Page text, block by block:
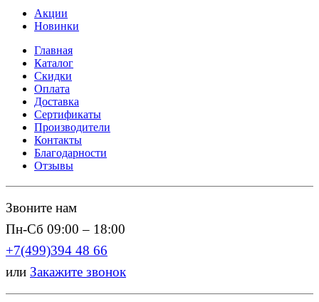
Акции
Новинки
Главная
Каталог
Скидки
Оплата
Доставка
Сертификаты
Производители
Контакты
Благодарности
Отзывы
Звоните нам
Пн-Сб 09:00 – 18:00
+7(499)394 48 66
или Закажите звонок